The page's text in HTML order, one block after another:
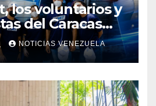
los voluntarios y
del Caracas
juntaron fuerzas
a las familias de
NOTICIAS VENEZUELA